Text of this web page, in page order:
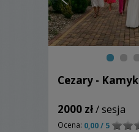
Cezary - Kamyk
2000 zł/ sesja
Ocena: 0,00 / 5